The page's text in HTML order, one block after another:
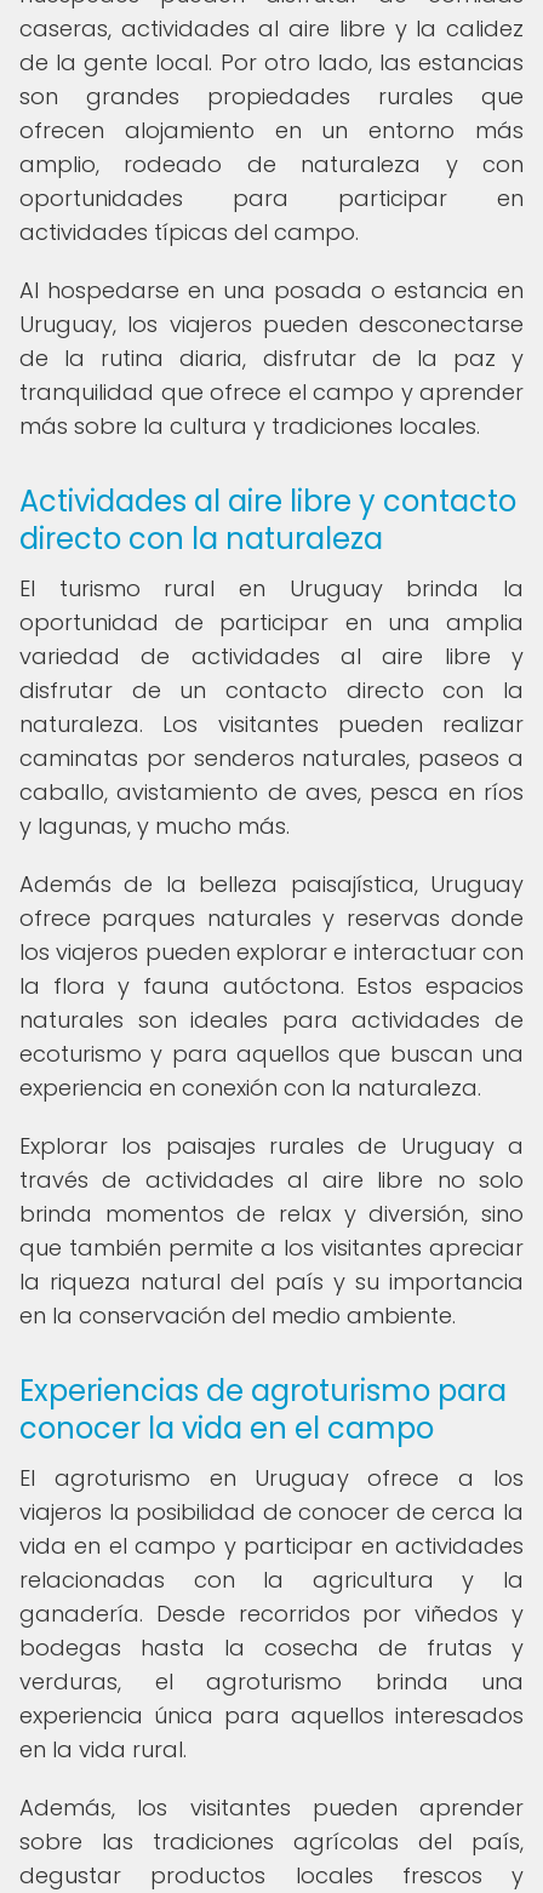
caseras, actividades al aire libre y la calidez
de la gente local. Por otro lado, las estancias
son grandes propiedades rurales que
ofrecen alojamiento en un entorno más
amplio, rodeado de naturaleza y con
oportunidades para participar en
actividades típicas del campo.
Al hospedarse en una posada o estancia en
Uruguay, los viajeros pueden desconectarse
de la rutina diaria, disfrutar de la paz y
tranquilidad que ofrece el campo y aprender
más sobre la cultura y tradiciones locales.
Actividades al aire libre y contacto
directo con la naturaleza
El turismo rural en Uruguay brinda la
oportunidad de participar en una amplia
variedad de actividades al aire libre y
disfrutar de un contacto directo con la
naturaleza. Los visitantes pueden realizar
caminatas por senderos naturales, paseos a
caballo, avistamiento de aves, pesca en ríos
y lagunas, y mucho más.
Además de la belleza paisajística, Uruguay
ofrece parques naturales y reservas donde
los viajeros pueden explorar e interactuar con
la flora y fauna autóctona. Estos espacios
naturales son ideales para actividades de
ecoturismo y para aquellos que buscan una
experiencia en conexión con la naturaleza.
Explorar los paisajes rurales de Uruguay a
través de actividades al aire libre no solo
brinda momentos de relax y diversión, sino
que también permite a los visitantes apreciar
la riqueza natural del país y su importancia
en la conservación del medio ambiente.
Experiencias de agroturismo para
conocer la vida en el campo
El agroturismo en Uruguay ofrece a los
viajeros la posibilidad de conocer de cerca la
vida en el campo y participar en actividades
relacionadas con la agricultura y la
ganadería. Desde recorridos por viñedos y
bodegas hasta la cosecha de frutas y
verduras, el agroturismo brinda una
experiencia única para aquellos interesados
en la vida rural.
Además, los visitantes pueden aprender
sobre las tradiciones agrícolas del país,
degustar productos locales frescos y